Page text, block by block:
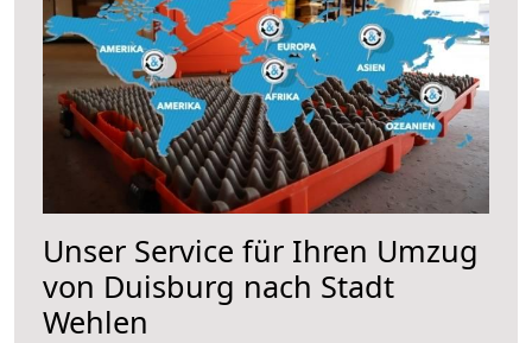
Unser Service für Ihren Umzug
von Duisburg nach Stadt
Wehlen